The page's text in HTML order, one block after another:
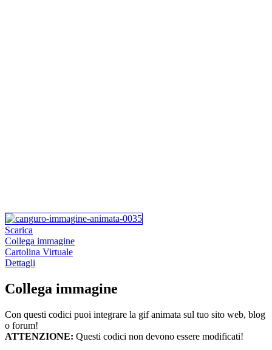
Scarica
Collega immagine
Cartolina Virtuale
Dettagli
Collega immagine
Con questi codici puoi integrare la gif animata sul tuo sito web, blog
o forum!
ATTENZIONE: Questi codici non devono essere modificati!